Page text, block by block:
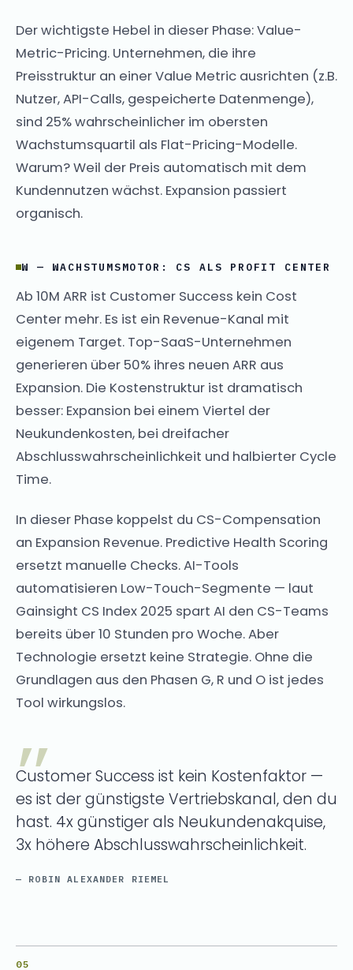
Der wichtigste Hebel in dieser Phase: Value-
Metric-Pricing. Unternehmen, die ihre
Preisstruktur an einer Value Metric ausrichten (z.B.
Nutzer, API-Calls, gespeicherte Datenmenge),
sind 25% wahrscheinlicher im obersten
Wachstumsquartil als Flat-Pricing-Modelle.
Warum? Weil der Preis automatisch mit dem
Kundennutzen wächst. Expansion passiert
organisch.
W — WACHSTUMSMOTOR: CS ALS PROFIT CENTER
Ab 10M ARR ist Customer Success kein Cost
Center mehr. Es ist ein Revenue-Kanal mit
eigenem Target. Top-SaaS-Unternehmen
generieren über 50% ihres neuen ARR aus
Expansion. Die Kostenstruktur ist dramatisch
besser: Expansion bei einem Viertel der
Neukundenkosten, bei dreifacher
Abschlusswahrscheinlichkeit und halbierter Cycle
Time.
In dieser Phase koppelst du CS-Compensation
an Expansion Revenue. Predictive Health Scoring
ersetzt manuelle Checks. AI-Tools
automatisieren Low-Touch-Segmente — laut
Gainsight CS Index 2025 spart AI den CS-Teams
bereits über 10 Stunden pro Woche. Aber
Technologie ersetzt keine Strategie. Ohne die
Grundlagen aus den Phasen G, R und O ist jedes
Tool wirkungslos.
Customer Success ist kein Kostenfaktor —
es ist der günstigste Vertriebskanal, den du
hast. 4x günstiger als Neukundenakquise,
3x höhere Abschlusswahrscheinlichkeit.
— ROBIN ALEXANDER RIEMEL